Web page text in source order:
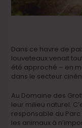
Dans ce havre de
louveteaux venait
été approché – en
dans le secteur
Au Domaine des
leur milieu naturel.
responsable du
les animaux à